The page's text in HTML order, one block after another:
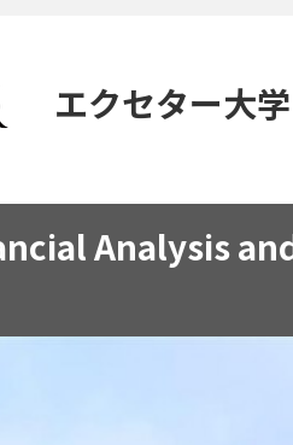
エクセター大学
Analysis